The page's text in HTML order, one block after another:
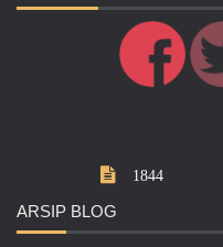
1844
ARSIP BLOG